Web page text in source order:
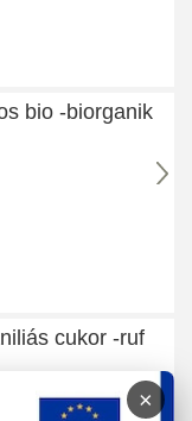
bio -biorganik
cukor -ruf
×